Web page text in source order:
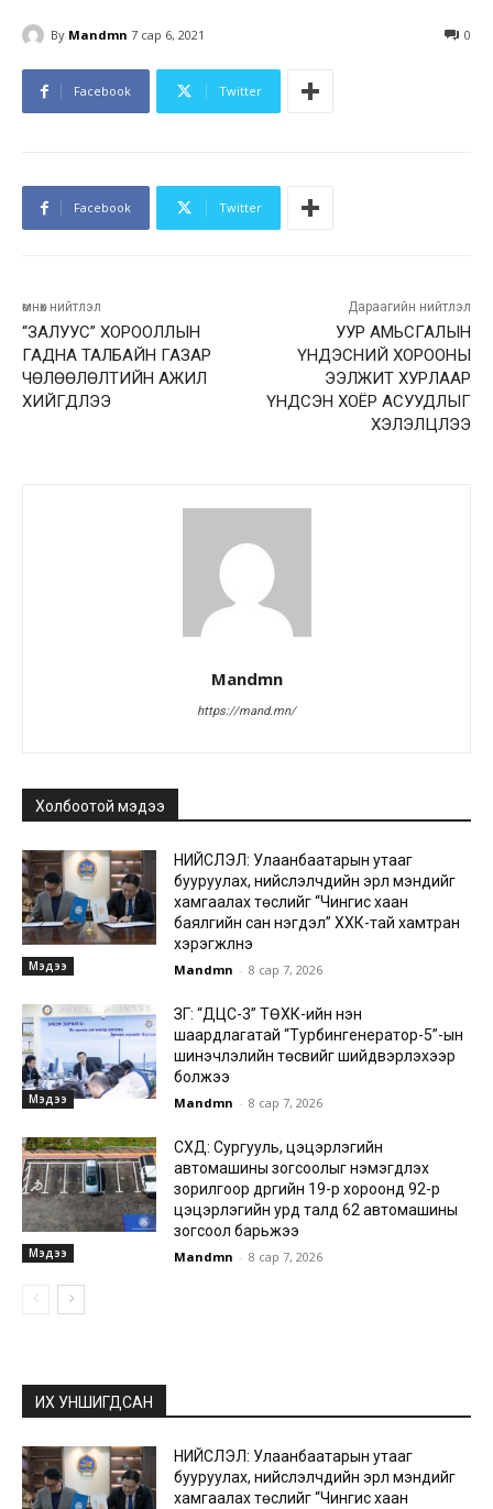
By Mandmn 7 сар 6, 2021 0
Facebook Twitter
Facebook Twitter
өмнөх нийтлэл
“ЗАЛУУС” ХОРООЛЛЫН
ГАДНА ТАЛБАЙН ГАЗАР
ЧӨЛӨӨЛӨЛТИЙН АЖИЛ
ХИЙГДЛЭЭ
Дараагийн нийтлэл
УУР АМЬСГАЛЫН
ҮНДЭСНИЙ ХОРООНЫ
ЭЭЛЖИТ ХУРЛААР
ҮНДСЭН ХОЁР АСУУДЛЫГ
ХЭЛЭЛЦЛЭЭ
Mandmn
https://mand.mn/
Холбоотой мэдээ
Мэдээ
НИЙСЛЭЛ: Улаанбаатарын утааг
бууруулах, нийслэлчүүдийн эрүүл мэндийг
хамгаалах төслийг “Чингис хаан
баялгийн сан нэгдэл” ХХК-тай хамтран
хэрэгжүүлнэ
Mandmn - 8 сар 7, 2026
Мэдээ
ЗГ: “ДЦС-3” ТӨХК-ийн нэн
шаардлагатай “Турбингенератор-5”-ын
шинэчлэлийн төсвийг шийдвэрлэхээр
болжээ
Mandmn - 8 сар 7, 2026
Мэдээ
СХД: Сургууль, цэцэрлэгийн
автомашины зогсоолыг нэмэгдүүлэх
зорилгоор дүүргийн 19-р хороонд 92-р
цэцэрлэгийн урд талд 62 автомашины
зогсоол барьжээ
Mandmn - 8 сар 7, 2026
ИХ УНШИГДСАН
НИЙСЛЭЛ: Улаанбаатарын утааг
бууруулах, нийслэлчүүдийн эрүүл мэндийг
хамгаалах төслийг “Чингис хаан